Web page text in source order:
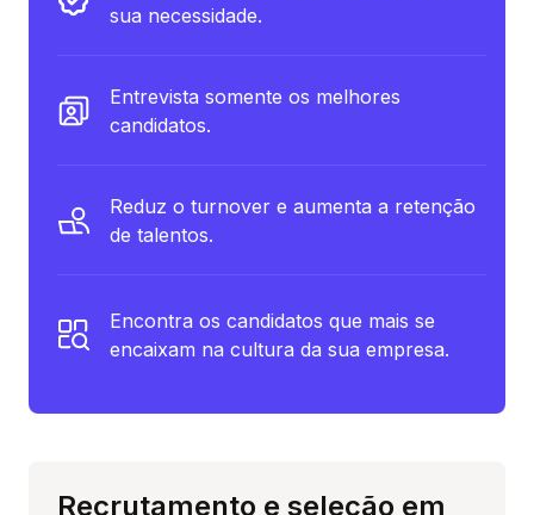
sua necessidade.
Entrevista somente os melhores
candidatos.
Reduz o turnover e aumenta a retenção
de talentos.
Encontra os candidatos que mais se
encaixam na cultura da sua empresa.
Recrutamento e seleção em